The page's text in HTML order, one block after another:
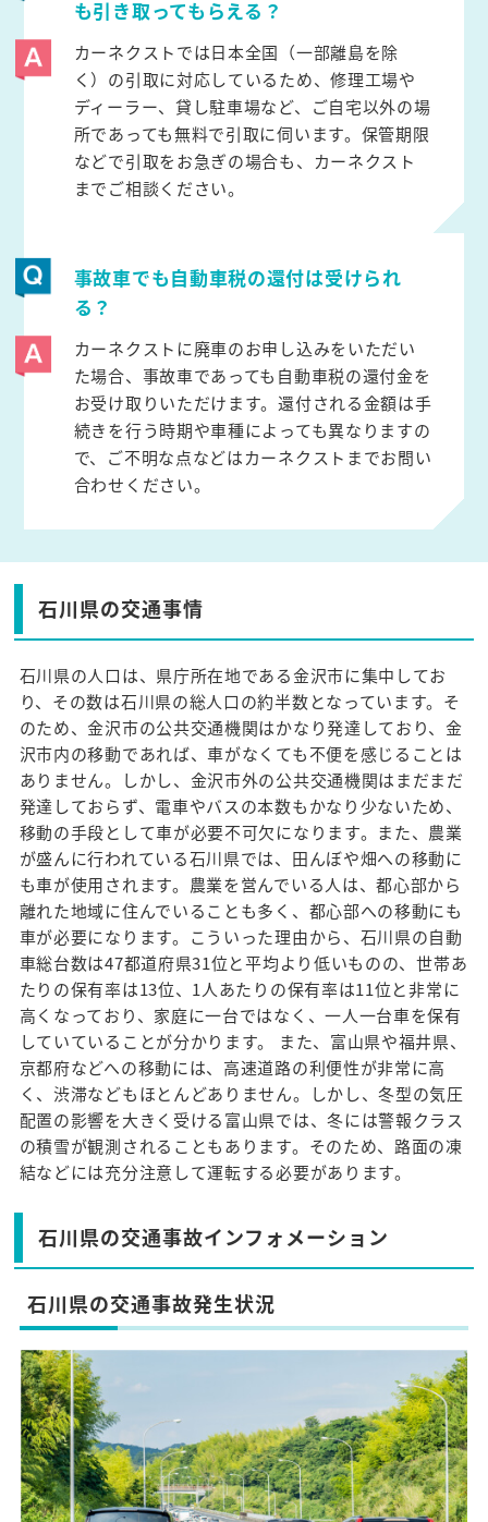
も引き取ってもらえる？
カーネクストでは日本全国（一部離島を除
く）の引取に対応しているため、修理工場や
ディーラー、貸し駐車場など、ご自宅以外の場
所であっても無料で引取に伺います。保管期限
などで引取をお急ぎの場合も、カーネクスト
までご相談ください。
事故車でも自動車税の還付は受けられ
る？
カーネクストに廃車のお申し込みをいただい
た場合、事故車であっても自動車税の還付金を
お受け取りいただけます。還付される金額は手
続きを行う時期や車種によっても異なりますの
で、ご不明な点などはカーネクストまでお問い
合わせください。
石川県の交通事情
石川県の人口は、県庁所在地である金沢市に集中してお
り、その数は石川県の総人口の約半数となっています。そ
のため、金沢市の公共交通機関はかなり発達しており、金
沢市内の移動であれば、車がなくても不便を感じることは
ありません。しかし、金沢市外の公共交通機関はまだまだ
発達しておらず、電車やバスの本数もかなり少ないため、
移動の手段として車が必要不可欠になります。また、農業
が盛んに行われている石川県では、田んぼや畑への移動に
も車が使用されます。農業を営んでいる人は、都心部から
離れた地域に住んでいることも多く、都心部への移動にも
車が必要になります。こういった理由から、石川県の自動
車総台数は47都道府県31位と平均より低いものの、世帯あ
たりの保有率は13位、1人あたりの保有率は11位と非常に
高くなっており、家庭に一台ではなく、一人一台車を保有
していていることが分かります。 また、富山県や福井県、
京都府などへの移動には、高速道路の利便性が非常に高
く、渋滞などもほとんどありません。しかし、冬型の気圧
配置の影響を大きく受ける富山県では、冬には警報クラス
の積雪が観測されることもあります。そのため、路面の凍
結などには充分注意して運転する必要があります。
石川県の交通事故インフォメーション
石川県の交通事故発生状況